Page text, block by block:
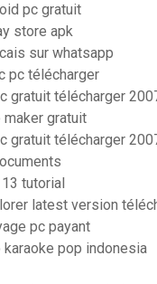
pc gratuit
store apk
sur whatsapp
pc télécharger
gratuit télécharger
gratuit
gratuit télécharger
tutorial
latest version
pc payant
pop indonesia